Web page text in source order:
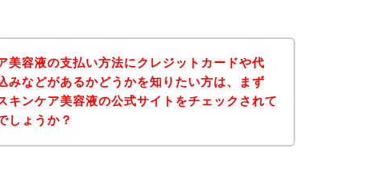
美容液の支払い方法にクレジットカードや代
みなどがあるかどうかを知りたい方は、まず
キンケア美容液の公式サイトをチェックされて
しょうか？